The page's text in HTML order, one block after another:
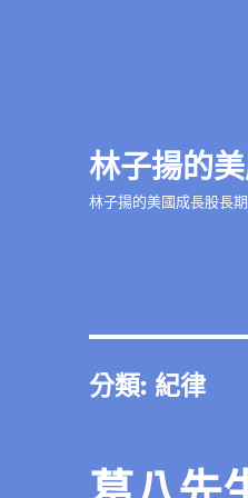
林子揚的
林子揚的美國成長股長
分類: 紀律